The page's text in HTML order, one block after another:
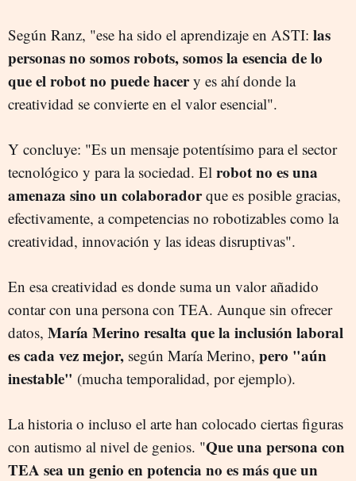
Según Ranz, "ese ha sido el aprendizaje en ASTI: las
personas no somos robots, somos la esencia de lo
que el robot no puede hacery es ahí donde la
creatividad se convierte en el valor esencial".
Y concluye: "Es un mensaje potentísimo para el sector
tecnológico y para la sociedad. El robot no es una
amenaza sino un colaboradorque es posible gracias,
efectivamente, a competencias no robotizables como la
creatividad, innovación y las ideas disruptivas".
En esa creatividad es donde suma un valor añadido
contar con una persona con TEA. Aunque sin ofrecer
datos, María Merino resalta que la inclusión laboral
es cada vez mejor, según María Merino, pero "aún
inestable" (mucha temporalidad, por ejemplo).
La historia o incluso el arte han colocado ciertas figuras
con autismo al nivel de genios. "Que una persona con
TEA sea un genio en potencia no es más que un